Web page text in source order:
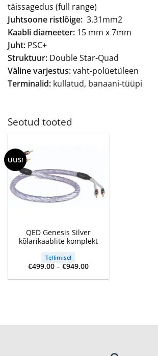
täissagedus (full range)
Juhtsoone ristlõige: 3.31mm2
Kaabli diameeter: 15 mm x 7mm
Juht: PSC+
Struktuur: Double Star-Quad
Väline varjestus:vaht-polüetüleen
Terminalid: kullatud, banaani-tüüpi
Seotud tooted
UUS!
QED Genesis Silver
kõlarikaablite komplekt
Tellimisel
€499.00 – €949.00Price
€499.00